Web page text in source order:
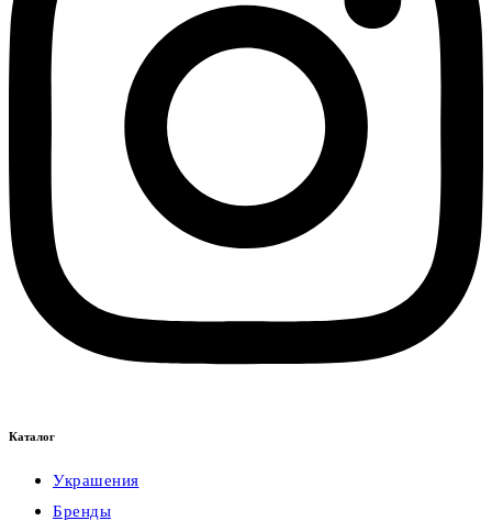
Каталог
Украшения
Бренды